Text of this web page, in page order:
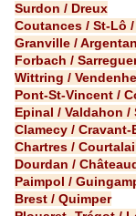
Surdon / Dreux
Coutances / St-Lô
Granville / Argentan
Forbach /
Wittring /
Pont-St-Vincent /
Epinal / Valdahon /
Clamecy / Cravant-
Chartres /
Dourdan /
Paimpol /
Brest / Quimper